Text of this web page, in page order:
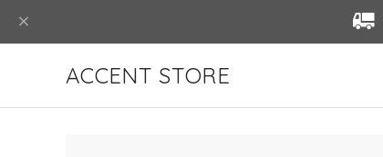
ACCENT STORE